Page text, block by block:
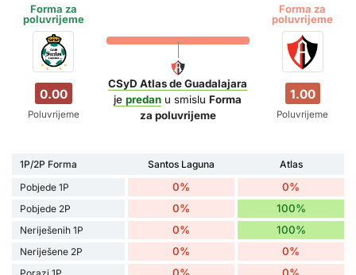
Forma za
poluvrijeme
Forma za
poluvrijeme
0.00
Poluvrijeme
CSyD Atlas de Guadalajara
jepredan u smisluForma
za poluvrijeme
1.00
Poluvrijeme
1P/2P Forma Santos Laguna
Atlas
Pobjede 1P
0% 0%
Pobjede 2P 0% 100%
Neriješenih 1P 0% 100%
Neriješene 2P 0% 0%